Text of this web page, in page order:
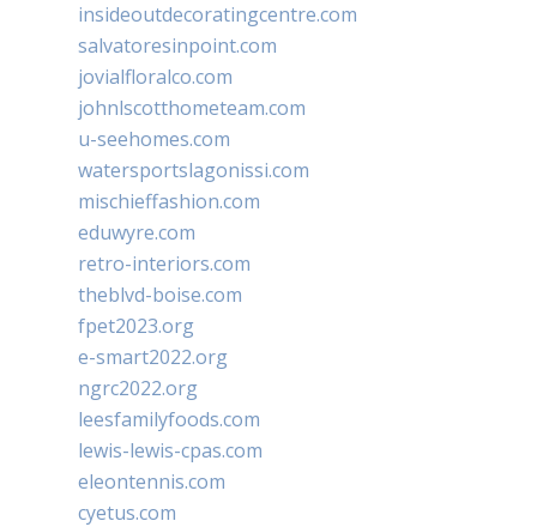
insideoutdecoratingcentre.com
salvatoresinpoint.com
jovialfloralco.com
johnlscotthometeam.com
u-seehomes.com
watersportslagonissi.com
mischieffashion.com
eduwyre.com
retro-interiors.com
theblvd-boise.com
fpet2023.org
e-smart2022.org
ngrc2022.org
leesfamilyfoods.com
lewis-lewis-cpas.com
eleontennis.com
cyetus.com